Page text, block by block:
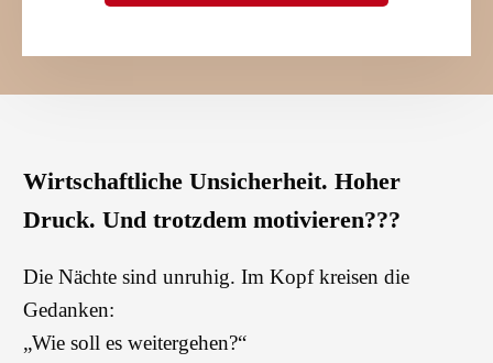
Wirtschaftliche Unsicherheit. Hoher
Druck. Und trotzdem motivieren???
Die Nächte sind unruhig. Im Kopf kreisen die
Gedanken:
„Wie soll es weitergehen?“